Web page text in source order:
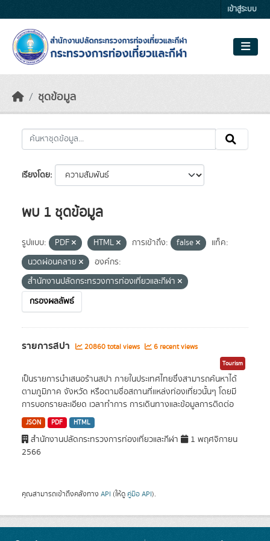
เข้าสู่ระบบ
ชุดข้อมูล
เรียงโดย
พบ 1 ชุดข้อมูล
รูปแบบ: PDF HTML การเข้าถึง: false
แท็ค:
นวดผ่อนคลาย
องค์กร:
สำนักงานปลัดกระทรวงการท่องเที่ยวและกีฬา
กรองผลลัพธ์
รายการสปา 20860 total views 6 recent views
Tourism
เป็นรายการนำเสนอร้านสปา ภายในประเทศไทยซึ่งสามารถค้นหาได้
ตามภูมิภาค จังหวัด หรือตามชื่อสถานที่แหล่งท่องเที่ยวนั้นๆ โดยมี
การบอกรายละเอียด เวลาทำการ การเดินทางและข้อมูลการติดต่อ
JSON PDF HTML
สำนักงานปลัดกระทรวงการท่องเที่ยวและกีฬา
1 พฤศจิกายน
2566
คุณสามารถเข้าถึงคลังทาง API (ให้ดู คู่มือ API).